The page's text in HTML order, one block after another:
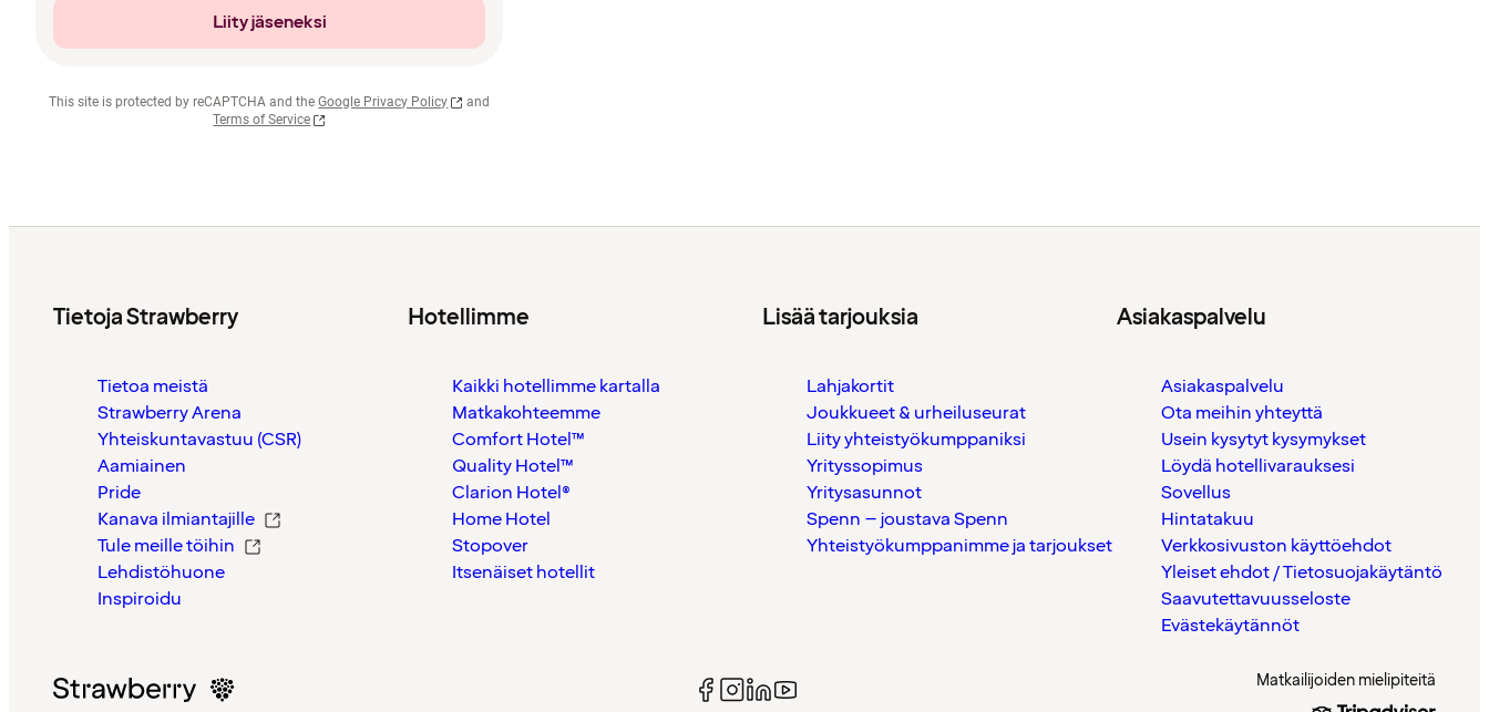
Liity jäseneksi
This site is protected by reCAPTCHA and the Google Privacy Policy
and
Terms of Service
Tietoja Strawberry
Tietoa meistä
Strawberry Arena
Yhteiskuntavastuu (CSR)
Aamiainen
Pride
Kanava ilmiantajille
Tule meille töihin
Lehdistöhuone
Inspiroidu
Hotellimme
Kaikki hotellimme kartalla
Matkakohteemme
Comfort Hotel™
Quality Hotel™
Clarion Hotel®
Home Hotel
Stopover
Itsenäiset hotellit
Lisää tarjouksia
Lahjakortit
Joukkueet & urheiluseurat
Liity yhteistyökumppaniksi
Yrityssopimus
Yritysasunnot
Spenn – joustava Spenn
Yhteistyökumppanimme ja tarjoukset
Asiakaspalvelu
Asiakaspalvelu
Ota meihin yhteyttä
Usein kysytyt kysymykset
Löydä hotellivarauksesi
Sovellus
Hintatakuu
Verkkosivuston käyttöehdot
Yleiset ehdot / Tietosuojakäytäntö
Saavutettavuusseloste
Evästekäytännöt
Matkailijoiden mielipiteitä